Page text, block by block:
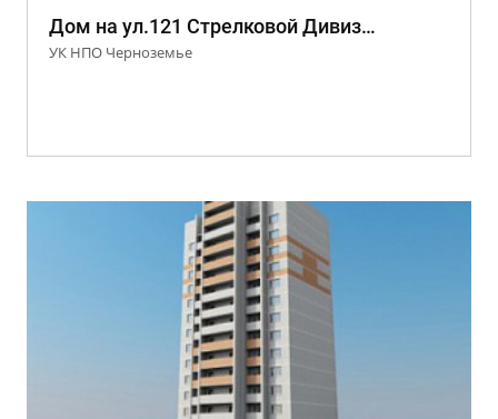
Дом на ул.121 Стрелковой Дивизии, 54а
УК НПО Черноземье